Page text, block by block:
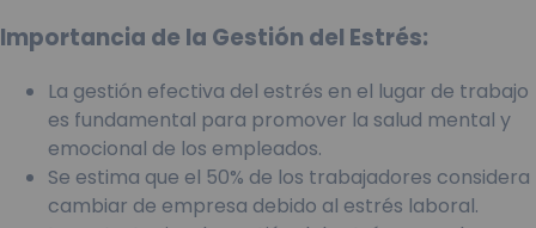
Importancia de la Gestión del Estrés:
La gestión efectiva del estrés en el lugar de trabajo
es fundamental para promover la salud mental y
emocional de los empleados.
Se estima que el 50% de los trabajadores considera
cambiar de empresa debido al estrés laboral.